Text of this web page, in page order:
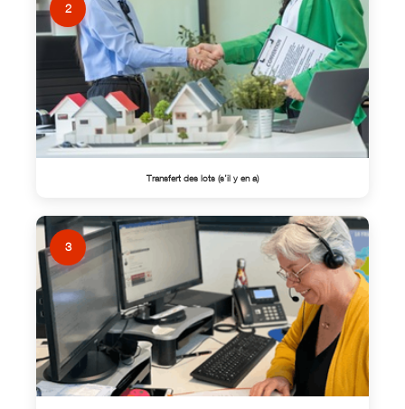
2
Transfert des lots (s’il y en a)
3